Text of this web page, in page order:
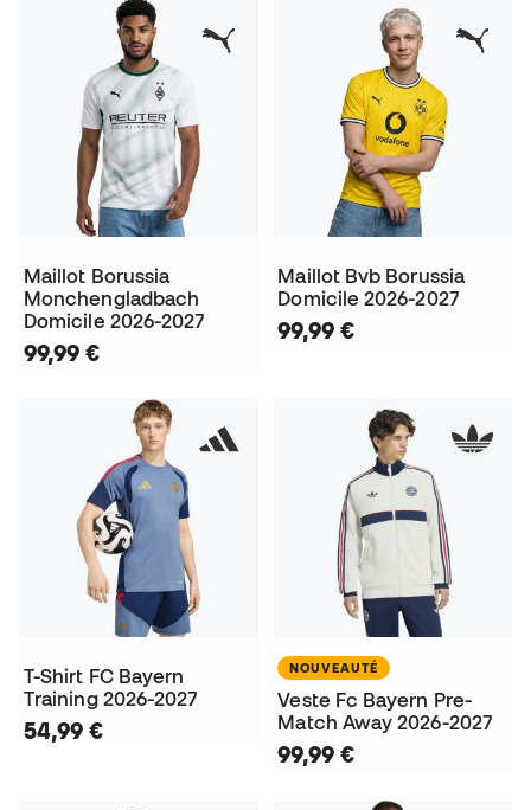
Maillot Borussia
Monchengladbach
Domicile 2026-2027
99,99 €
Maillot Bvb Borussia
Domicile 2026-2027
99,99 €
T-Shirt FC Bayern
Training 2026-2027
54,99 €
NOUVEAUTÉ
Veste Fc Bayern Pre-
Match Away 2026-2027
99,99 €